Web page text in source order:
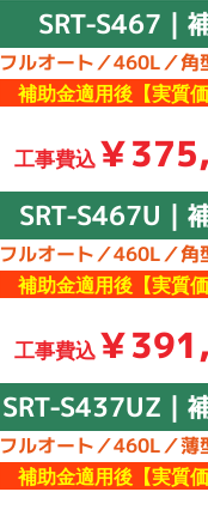
SRT-S467｜
フルオート／460L／角
補助金適用後【実質価
工事費込￥
SRT-S467U｜
フルオート／460L／角
補助金適用後【実質価
工事費込￥
SRT-S437UZ｜
フルオート／460L／薄
補助金適用後【実質価